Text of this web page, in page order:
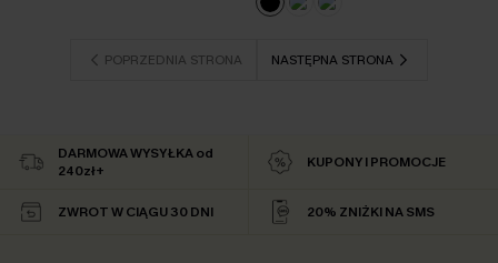
POPRZEDNIA STRONA NASTĘPNA STRONA
DARMOWA WYSYŁKA od
240zł+
KUPONY I PROMOCJE
ZWROT W CIĄGU 30 DNI 20% ZNIŻKI NA SMS